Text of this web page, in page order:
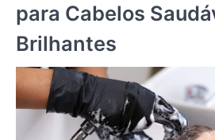
para Cabelos
Brilhantes